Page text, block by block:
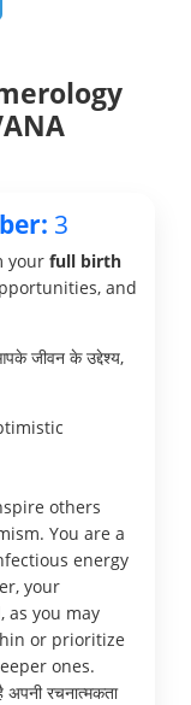
3
your full birth
and
जीवन के उद्देश्य,
others
You are a
energy
your
as you may
or prioritize
ones.
अपनी रचनात्मकता